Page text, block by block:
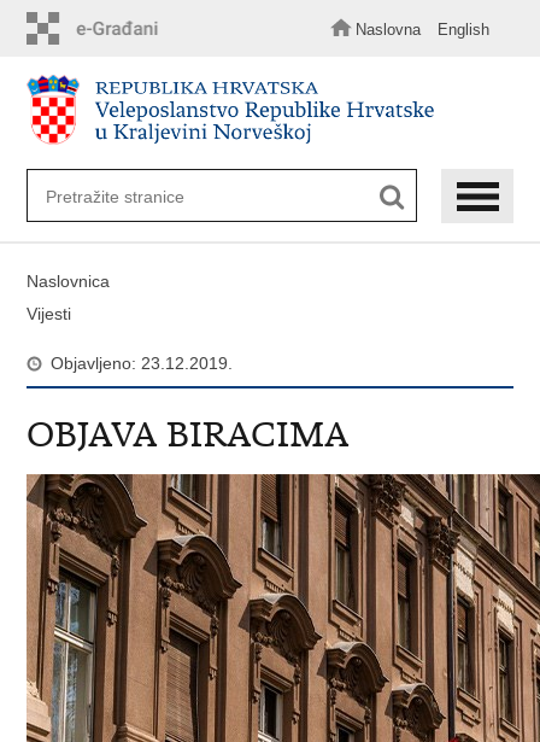
sadržaj
Naslovna English
Naslovnica
Vijesti
Objavljeno: 23.12.2019.
OBJAVA BIRACIMA